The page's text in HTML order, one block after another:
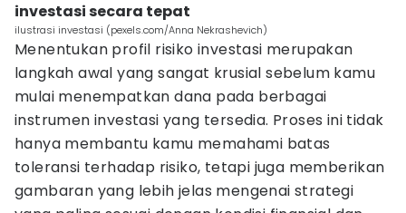
investasi secara tepat
ilustrasi investasi (pexels.com/Anna Nekrashevich)
Menentukan profil risiko investasi merupakan
langkah awal yang sangat krusial sebelum kamu
mulai menempatkan dana pada berbagai
instrumen investasi yang tersedia. Proses ini tidak
hanya membantu kamu memahami batas
toleransi terhadap risiko, tetapi juga memberikan
gambaran yang lebih jelas mengenai strategi